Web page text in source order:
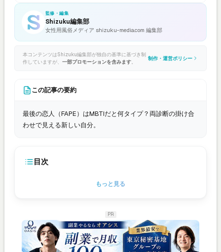
監修・編集
Shizuku編集部
女性用風俗メディア shizuku-media.com 編集部
本コンテンツはShizuku編集部が独自の基準に基づき制
作していますが、 一部プロモーションを含みます。
制作・運営ポリシー
この記事の要約
最後の恋人（FAPE）はMBTIだと何タイプ？両診断の掛け合
わせで見える新しい自分。
目次
もっと見る
PR